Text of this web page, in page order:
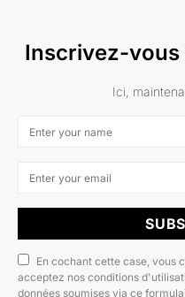
Inscrivez-vous
Ici,
En cochant cette case, vous
acceptez nos conditions
données soumises via ce